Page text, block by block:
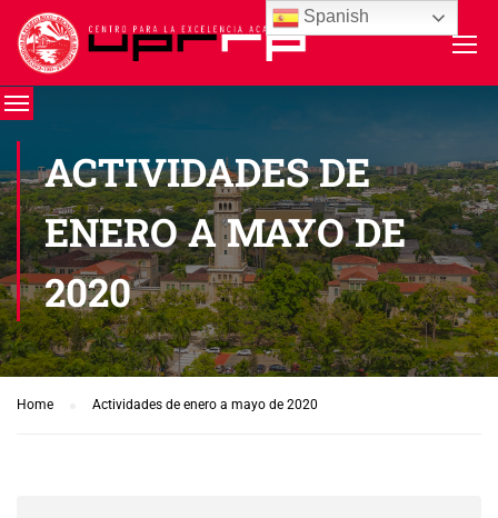
ACTIVIDADES DE
ENERO A MAYO DE
2020
Home Actividades de enero a mayo de 2020
Spanish